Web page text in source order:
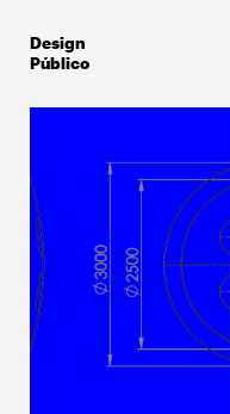
content
Design
Público